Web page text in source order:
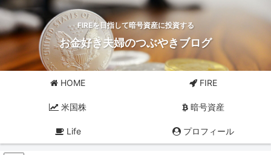
FIREを目指して暗号資産に投資する
お金好き夫婦のつぶやきブログ
HOME FIRE
米国株 暗号資産
Life プロフィール